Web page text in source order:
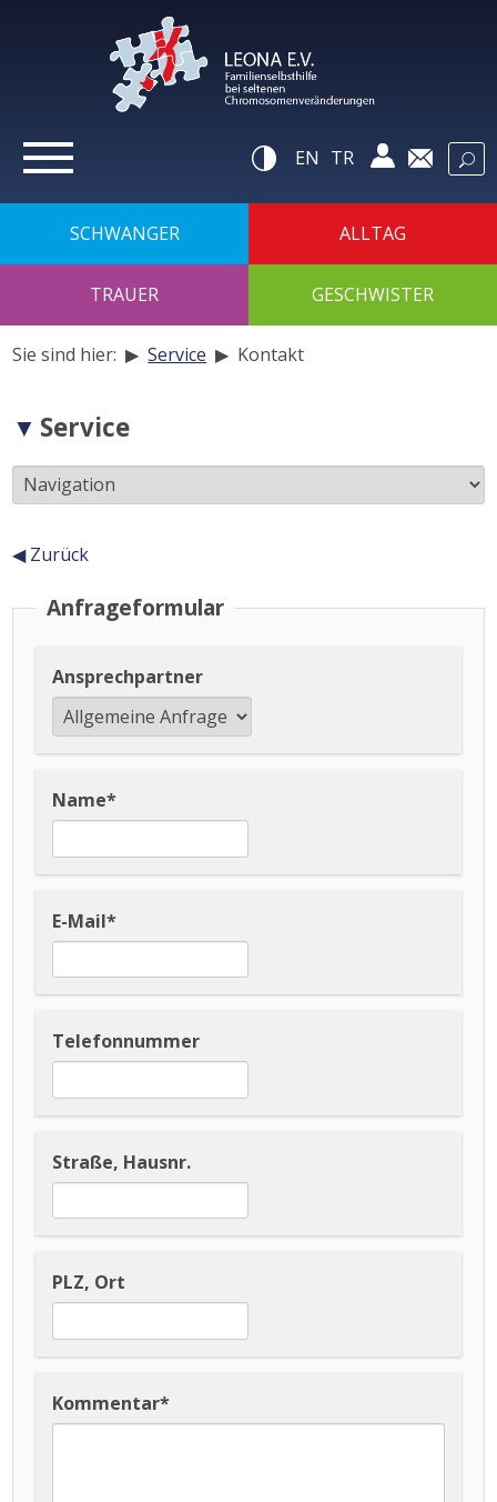
zum
EN TR
SCHWANGER ALLTAG
TRAUER GESCHWISTER
Sie sind hier: ▶Service ▶ Kontakt
Navigation
der
Unterseiten
Service
◀ Zurück
InhaltAnfrageformular
Ansprechpartner
Name*
E-Mail*
Telefonnummer
Straße, Hausnr.
PLZ, Ort
Kommentar*